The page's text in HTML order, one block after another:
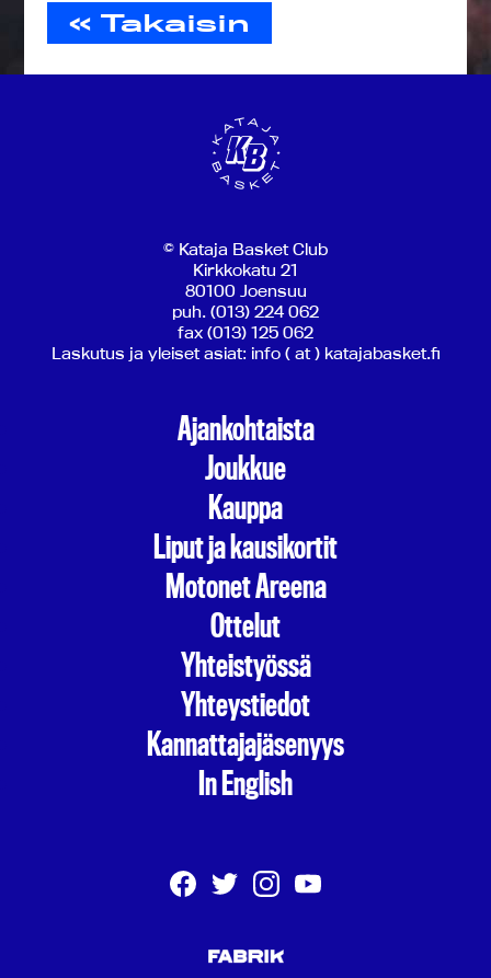
« Takaisin
© Kataja Basket Club
Kirkkokatu 21
80100 Joensuu
puh. (013) 224 062
fax (013) 125 062
Laskutus ja yleiset asiat: info ( at ) katajabasket.fi
Ajankohtaista
Joukkue
Kauppa
Liput ja kausikortit
Motonet Areena
Ottelut
Yhteistyössä
Yhteystiedot
Kannattajajäsenyys
In English